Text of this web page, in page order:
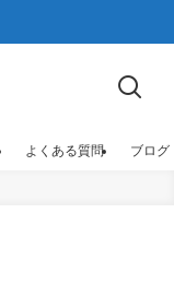
よくある質問 ブログ